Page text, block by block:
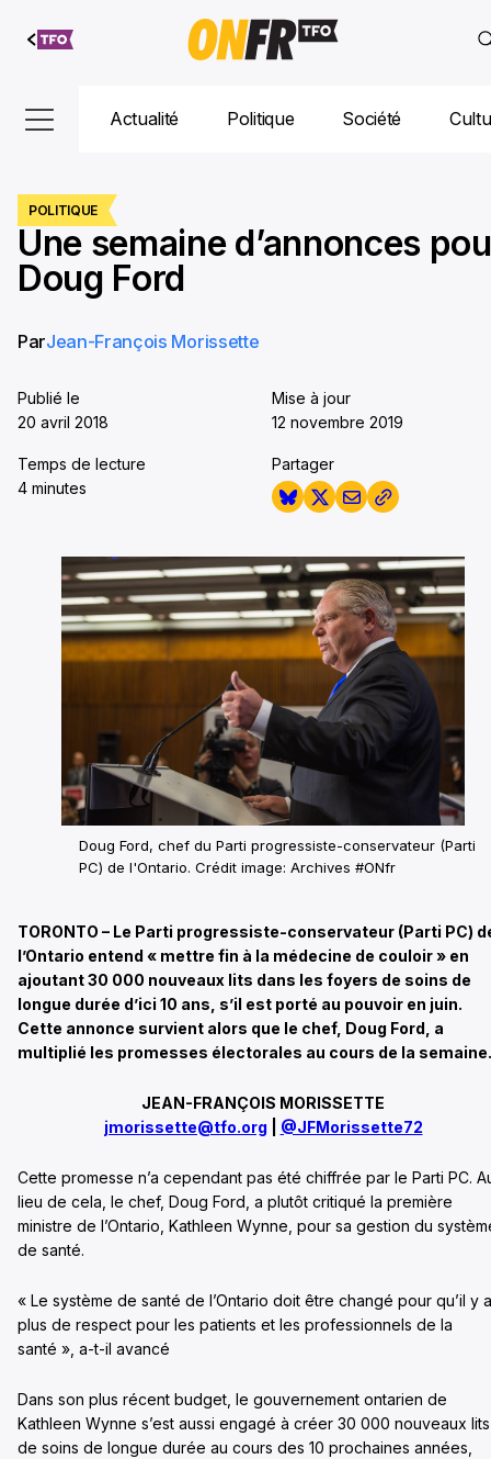
Aller au
contenu
Actualité Politique Société
POLITIQUE
Une semaine d’annonces
Doug Ford
ParJean-François Morissette
Publié le
20 avril 2018
Mise à jour
12 novembre 2019
Temps de lecture
4 minutes
Partager
Doug Ford, chef du Parti progressiste-conservateur (Parti
PC) de l'Ontario. Crédit image: Archives #ONfr
TORONTO – Le Parti progressiste-conservateur (Parti PC)
l’Ontario entend « mettre fin à la médecine de couloir » en
ajoutant 30 000 nouveaux lits dans les foyers de soins de
longue durée d’ici 10 ans, s’il est porté au pouvoir en juin.
Cette annonce survient alors que le chef, Doug Ford, a
multiplié les promesses électorales au cours de la semaine.
JEAN-FRANÇOIS MORISSETTE
jmorissette@tfo.org
@JFMorissette72
Cette promesse n’a cependant pas été chiffrée par le Parti PC.
lieu de cela, le chef, Doug Ford, a plutôt critiqué la première
ministre de l’Ontario, Kathleen Wynne, pour sa gestion du
de santé.
« Le système de santé de l’Ontario doit être changé pour qu’il y
plus de respect pour les patients et les professionnels de la
santé », a-t-il avancé
Dans son plus récent budget, le gouvernement ontarien de
Kathleen Wynne s’est aussi engagé à créer 30 000 nouveaux lits
de soins de longue durée au cours des 10 prochaines années,